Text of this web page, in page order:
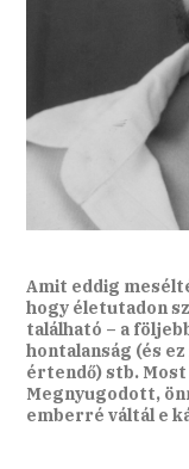
Amit eddig
hogy életutadon
található – a
hontalanság (és
értendő) stb.
Megnyugodott,
emberré váltál e